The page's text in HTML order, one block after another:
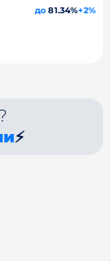
до 81.34%+2%
⚡